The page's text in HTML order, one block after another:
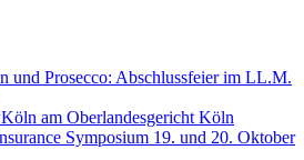
und Prosecco: Abschlussfeier im LL.M.
am Oberlandesgericht Köln
Symposium 19. und 20. Oktober